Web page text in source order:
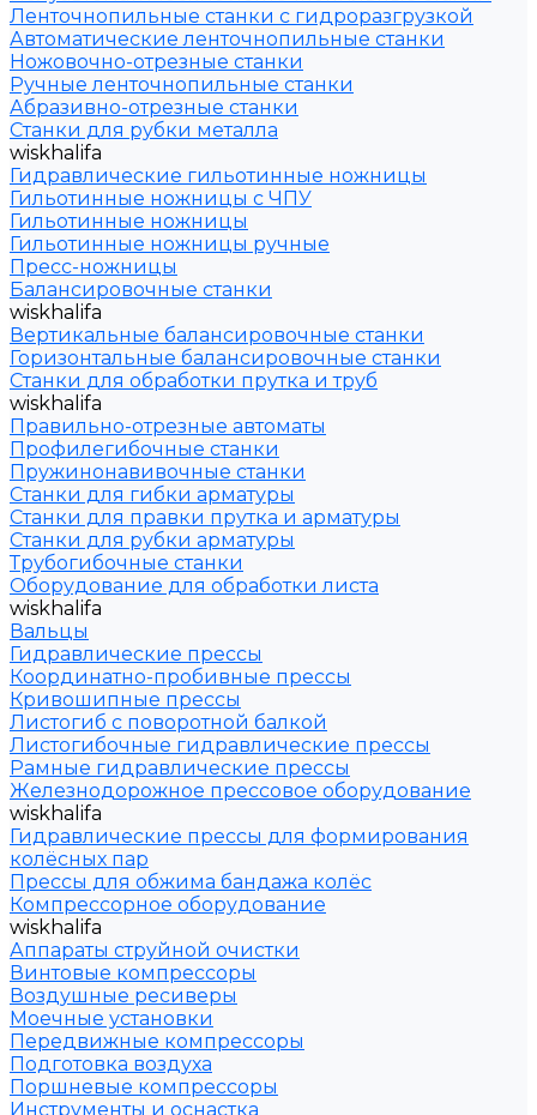
Ленточнопильные станки с гидроразгрузкой
Автоматические ленточнопильные станки
Ножовочно-отрезные станки
Ручные ленточнопильные станки
Абразивно-отрезные станки
Станки для рубки металла
wiskhalifa
Гидравлические гильотинные ножницы
Гильотинные ножницы с ЧПУ
Гильотинные ножницы
Гильотинные ножницы ручные
Пресс-ножницы
Балансировочные станки
wiskhalifa
Вертикальные балансировочные станки
Горизонтальные балансировочные станки
Станки для обработки прутка и труб
wiskhalifa
Правильно-отрезные автоматы
Профилегибочные станки
Пружинонавивочные станки
Станки для гибки арматуры
Станки для правки прутка и арматуры
Станки для рубки арматуры
Трубогибочные станки
Оборудование для обработки листа
wiskhalifa
Вальцы
Гидравлические прессы
Координатно-пробивные прессы
Кривошипные прессы
Листогиб с поворотной балкой
Листогибочные гидравлические прессы
Рамные гидравлические прессы
Железнодорожное прессовое оборудование
wiskhalifa
Гидравлические прессы для формирования
колёсных пар
Прессы для обжима бандажа колёс
Компрессорное оборудование
wiskhalifa
Аппараты струйной очистки
Винтовые компрессоры
Воздушные ресиверы
Моечные установки
Передвижные компрессоры
Подготовка воздуха
Поршневые компрессоры
Инструменты и оснастка